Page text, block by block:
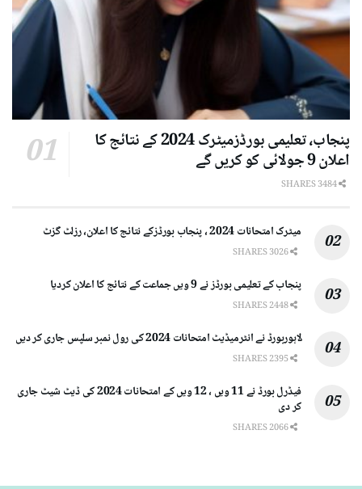
پنجاب، تعلیمی بورڈزمیٹرک 2024 کے نتائج کا
اعلان 9 جولائی کو کریں گے
میٹرک امتحانات 2024 ، پنجاب بورڈزکے نتائج کا اعلان، رزلٹ گزٹ
پنجاب کے تعلیمی بورڈز نے 9 ویں جماعت کے نتائج کا اعلان کردیا
لاہوربورڈ نے انٹرمیڈیٹ امتحانات 2024 کی رول نمبر سلپس جاری کر دیں
فیڈرل بورڈ نے 11 ویں ، 12 ویں کے امتحانات 2024 کی ڈیٹ شیٹ جاری
کر دی